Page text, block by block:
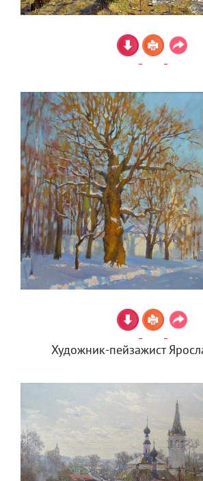
Художник-пейзажист